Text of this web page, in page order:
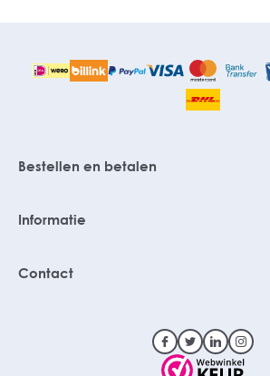
Bestellen en betalen
Informatie
Contact